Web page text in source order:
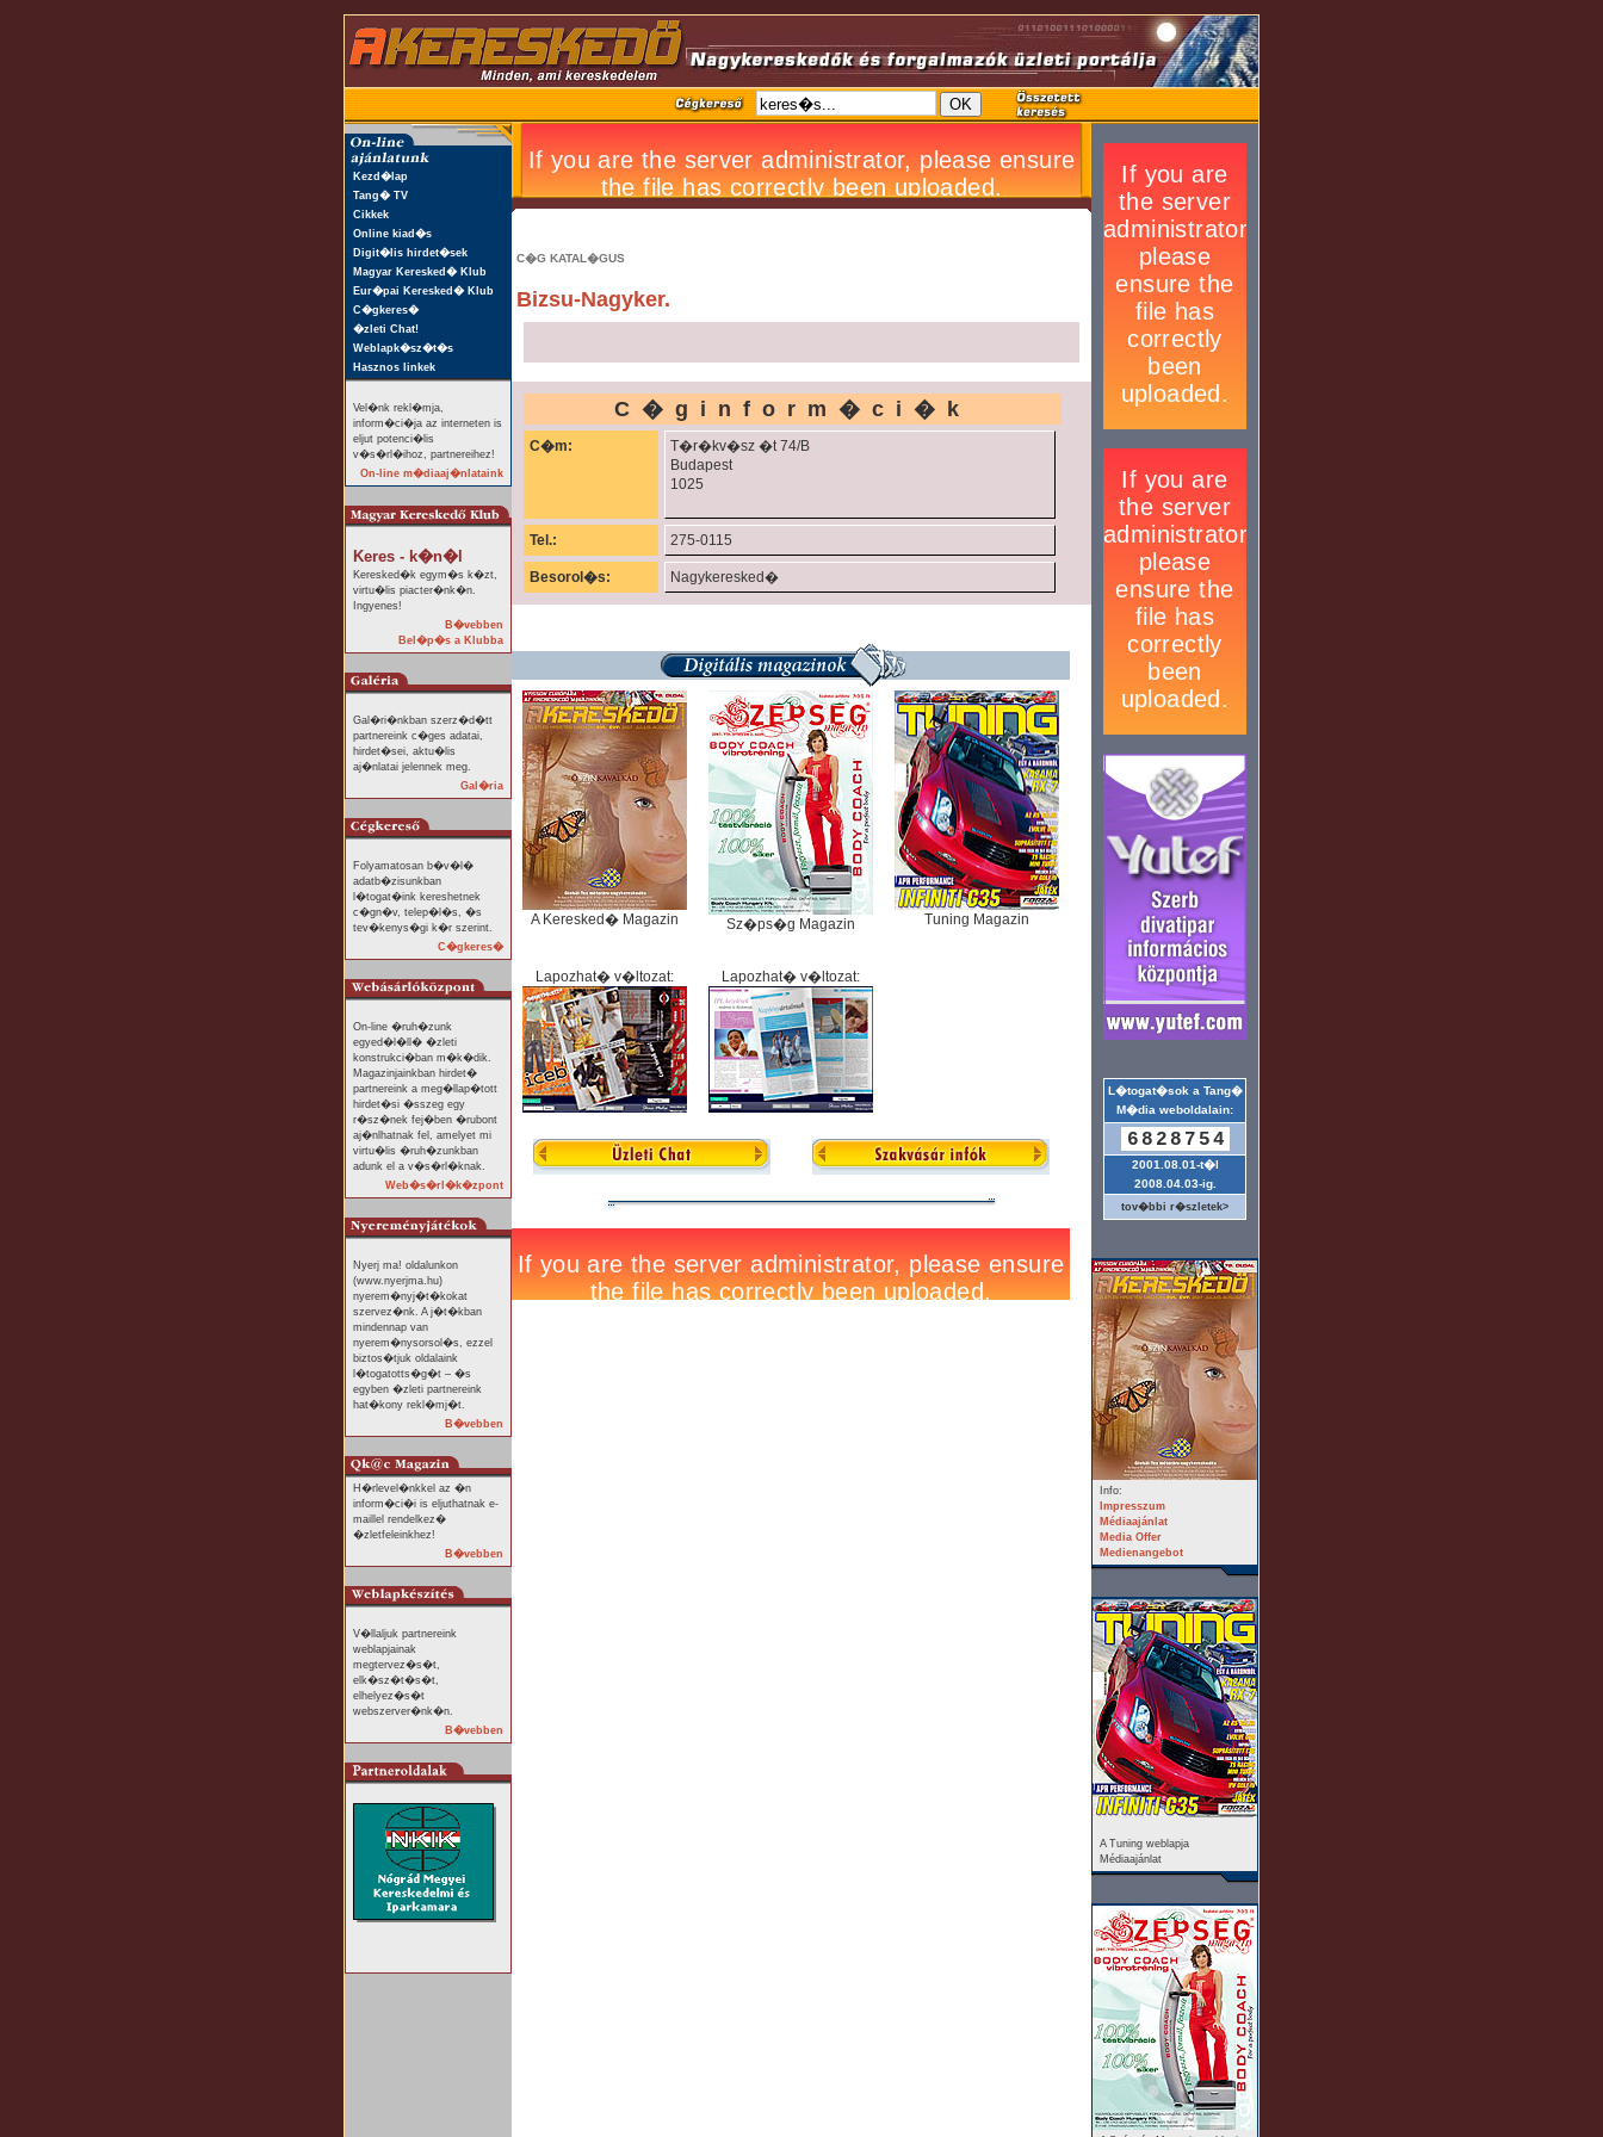
Kezd�lap
Tang� TV
Cikkek
Online kiad�s
Digit�lis hirdet�sek
Magyar Keresked� Klub
Eur�pai Keresked� Klub
C�gkeres�
�zleti Chat!
Weblapk�sz�t�s
Hasznos linkek
Vel�nk rekl�mja,
inform�ci�ja az interneten is
eljut potenci�lis
v�s�rl�ihoz, partnereihez!
On-line m�diaaj�nlataink
Keres - k�n�l
Keresked�k egym�s k�zt,
virtu�lis piacter�nk�n.
Ingyenes!
B�vebben
Bel�p�s a Klubba
Gal�ri�nkban szerz�d�tt
partnereink c�ges adatai,
hirdet�sei, aktu�lis
aj�nlatai jelennek meg.
Gal�ria
Folyamatosan b�v�l�
adatb�zisunkban
l�togat�ink kereshetnek
c�gn�v, telep�l�s, �s
tev�kenys�gi k�r szerint.
C�gkeres�
On-line �ruh�zunk
egyed�l�ll� �zleti
konstrukci�ban m�k�dik.
Magazinjainkban hirdet�
partnereink a meg�llap�tott
hirdet�si �sszeg egy
r�sz�nek fej�ben �rubont
aj�nlhatnak fel, amelyet mi
virtu�lis �ruh�zunkban
adunk el a v�s�rl�knak.
Web�s�rl�k�zpont
Nyerj ma! oldalunkon
(www.nyerjma.hu)
nyerem�nyj�t�kokat
szervez�nk. A j�t�kban
mindennap van
nyerem�nysorsol�s, ezzel
biztos�tjuk oldalaink
l�togatotts�g�t – �s
egyben �zleti partnereink
hat�kony rekl�mj�t.
B�vebben
H�rlevel�nkkel az �n
inform�ci�i is eljuthatnak e-
maillel rendelkez�
�zletfeleinkhez!
B�vebben
V�llaljuk partnereink
weblapjainak
megtervez�s�t,
elk�sz�t�s�t,
elhelyez�s�t
webszerver�nk�n.
B�vebben
C�G KATAL�GUS
Bizsu-Nagyker.
C�ginform�ci�k
C�m:
T�r�kv�sz �t 74/B
Budapest
1025
Tel.: 275-0115
Besorol�s: Nagykeresked�
A Keresked� Magazin Sz�ps�g Magazin Tuning Magazin
Lapozhat� v�ltozat: Lapozhat� v�ltozat:
L�togat�sok a Tang�
M�dia weboldalain:
6828754
2001.08.01-t�l
2008.04.03-ig.
tov�bbi r�szletek>
Info:
Impresszum
Médiaajánlat
Media Offer
Medienangebot
A Tuning weblapja
Médiaajánlat